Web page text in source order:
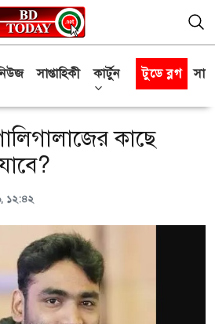
সাপ্তাহিকী কার্টুন টুডে ব্লগ
কাছে
১২:৪২